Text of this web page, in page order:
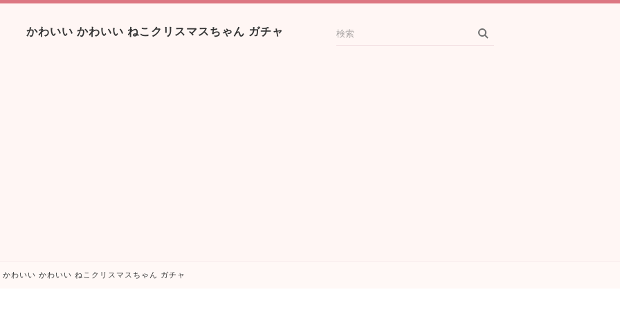
かわいい かわいい ねこクリスマスちゃん ガチャ
かわいい かわいい ねこクリスマスちゃん ガチャ